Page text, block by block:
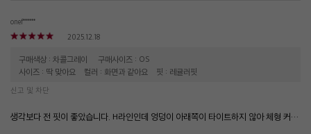
onef******
2025.12.18
구매색상 : 차콜그레이
구매사이즈 : OS
사이즈 : 딱 맞아요
컬러 : 화면과 같아요 핏 : 레귤러핏
신고 및 차단
생각보다 전 핏이 좋았습니다. H라인인데 엉덩이 아래쪽이 타이트하지 않아 체형 커버에 용이합니다. 밴드도 탄탄합니다.